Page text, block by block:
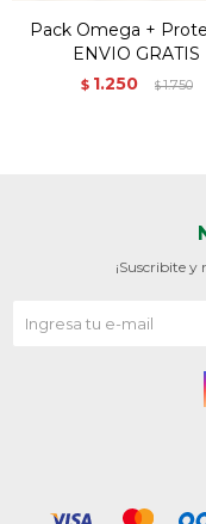
Pack Omega +
ENVIO GRATIS
$ 1.250 $1.750
¡Suscribite y